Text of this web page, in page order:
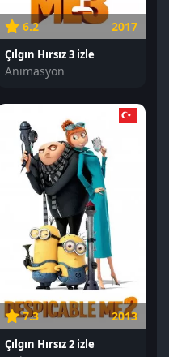
6.2 2017
Çılgın Hırsız 3 izle
Animasyon
7.3 2013
Çılgın Hırsız 2 izle